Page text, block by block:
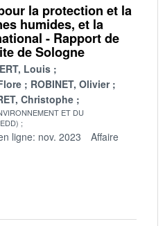
la protection et la
humides, et la
- Rapport de
de Sologne
Louis
ROBINET, Olivier
Christophe
ET DU
ligne: nov. 2023
Affaire